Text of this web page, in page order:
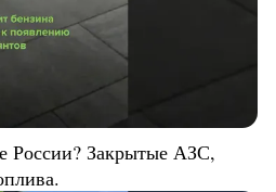
России? Закрытые АЗС,